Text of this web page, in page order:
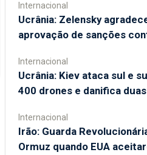
Internacional
Ucrânia: Zelensky
aprovação de sanções
Internacional
Ucrânia: Kiev ataca sul e
400 drones e danifica
Internacional
Irão: Guarda
Ormuz quando EUA